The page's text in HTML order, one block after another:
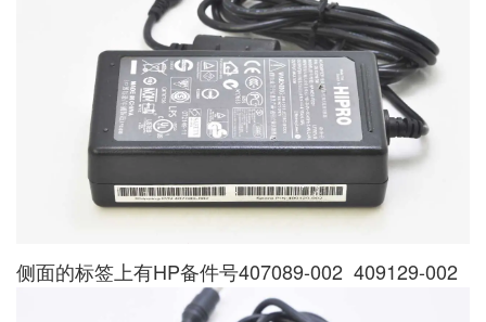
侧面的标签上有HP备件号407089-002 409129-002